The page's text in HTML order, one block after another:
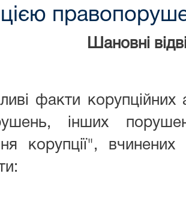
Шановні
факти
інших
корупції", вчинених